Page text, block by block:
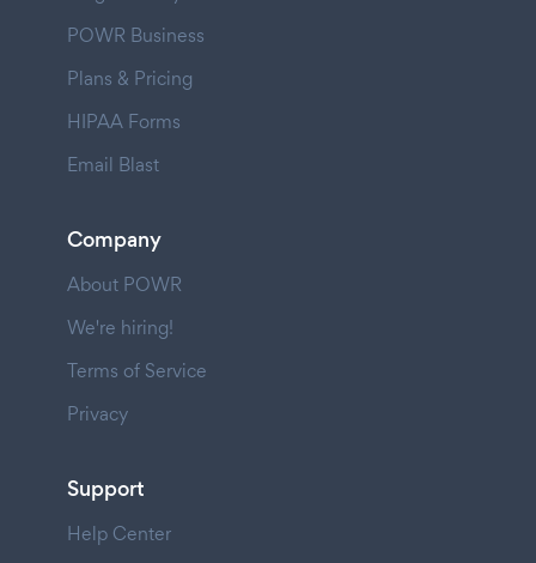
POWR Business
Plans & Pricing
HIPAA Forms
Email Blast
Company
About POWR
We're hiring!
Terms of Service
Privacy
Support
Help Center